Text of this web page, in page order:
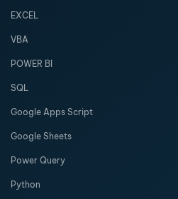
EXCEL
VBA
POWER BI
SQL
Google Apps Script
Google Sheets
Power Query
Python